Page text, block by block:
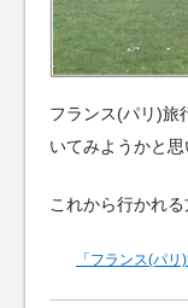
フランス(パリ)旅
いてみようかと思
これから行かれ
「フランス(パ